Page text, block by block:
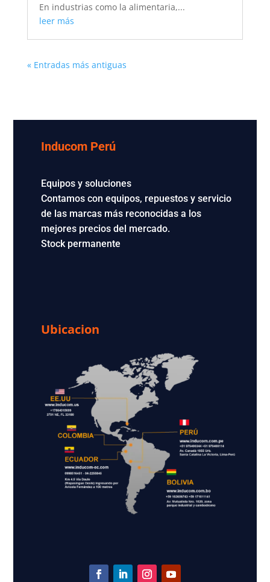
En industrias como la alimentaria,...
leer más
« Entradas más antiguas
Inducom Perú
Equipos y soluciones
Contamos con equipos, repuestos y servicio
de las marcas más reconocidas a los
mejores precios del mercado.
Stock permanente
Ubicacion